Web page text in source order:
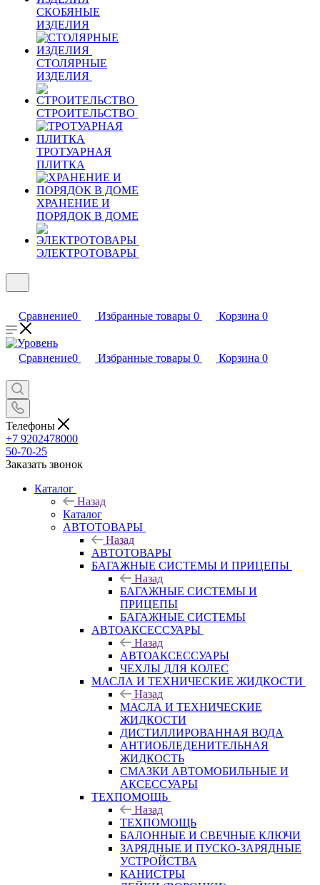
СКОБЯНЫЕ
ИЗДЕЛИЯ
СТОЛЯРНЫЕ
ИЗДЕЛИЯ
СТРОИТЕЛЬСТВО
ТРОТУАРНАЯ
ПЛИТКА
ХРАНЕНИЕ И
ПОРЯДОК В ДОМЕ
ЭЛЕКТРОТОВАРЫ
Сравнение0 Избранные товары 0 Корзина 0
Сравнение0 Избранные товары 0 Корзина 0
Телефоны
+7 9202478000
50-70-25
Заказать звонок
Каталог
Назад
Каталог
АВТОТОВАРЫ
Назад
АВТОТОВАРЫ
БАГАЖНЫЕ СИСТЕМЫ И ПРИЦЕПЫ
Назад
БАГАЖНЫЕ СИСТЕМЫ И
ПРИЦЕПЫ
БАГАЖНЫЕ СИСТЕМЫ
АВТОАКСЕССУАРЫ
Назад
АВТОАКСЕССУАРЫ
ЧЕХЛЫ ДЛЯ КОЛЕС
МАСЛА И ТЕХНИЧЕСКИЕ ЖИДКОСТИ
Назад
МАСЛА И ТЕХНИЧЕСКИЕ
ЖИДКОСТИ
ДИСТИЛЛИРОВАННАЯ ВОДА
АНТИОБЛЕДЕНИТЕЛЬНАЯ
ЖИДКОСТЬ
СМАЗКИ АВТОМОБИЛЬНЫЕ И
АКСЕССУАРЫ
ТЕХПОМОЩЬ
Назад
ТЕХПОМОЩЬ
БАЛОННЫЕ И СВЕЧНЫЕ КЛЮЧИ
ЗАРЯДНЫЕ И ПУСКО-ЗАРЯДНЫЕ
УСТРОЙСТВА
КАНИСТРЫ